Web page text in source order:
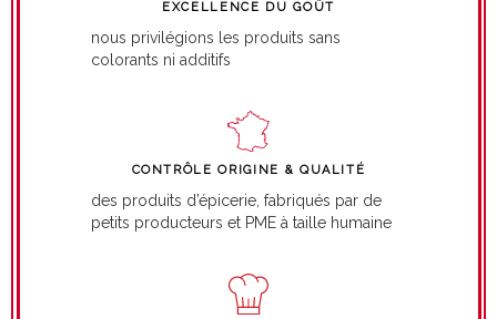
EXCELLENCE DU GOÛT
nous privilégions les produits sans
colorants ni additifs
CONTRÔLE ORIGINE & QUALITÉ
des produits d’épicerie, fabriqués par de
petits producteurs et PME à taille humaine